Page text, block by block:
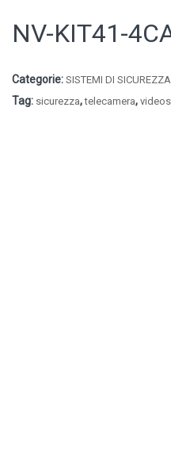
NV-KIT41-
Categorie:SISTEMI DI SICUREZZA
Tag: sicurezza,telecamera,